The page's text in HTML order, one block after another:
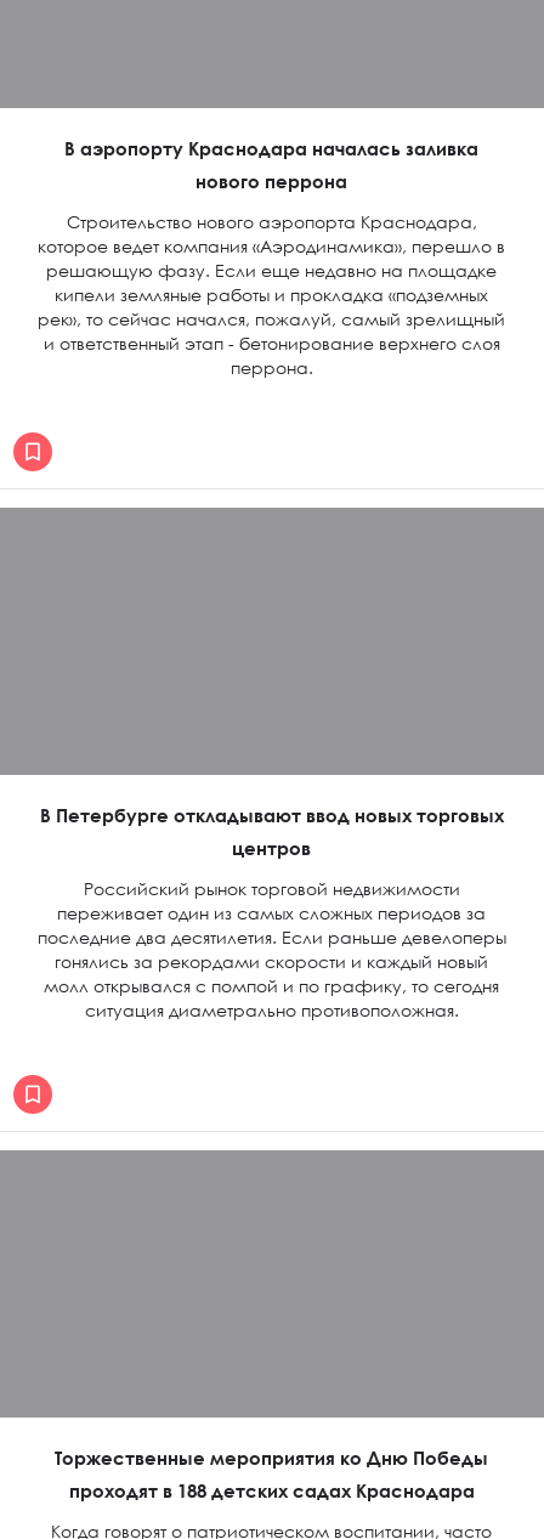
В аэропорту Краснодара началась заливка
нового перрона
Строительство нового аэропорта Краснодара,
которое ведет компания «Аэродинамика», перешло в
решающую фазу. Если еще недавно на площадке
кипели земляные работы и прокладка «подземных
рек», то сейчас начался, пожалуй, самый зрелищный
и ответственный этап - бетонирование верхнего слоя
перрона.
В Петербурге откладывают ввод новых торговых
центров
Российский рынок торговой недвижимости
переживает один из самых сложных периодов за
последние два десятилетия. Если раньше девелоперы
гонялись за рекордами скорости и каждый новый
молл открывался с помпой и по графику, то сегодня
ситуация диаметрально противоположная.
Торжественные мероприятия ко Дню Победы
проходят в 188 детских садах Краснодара
Когда говорят о патриотическом воспитании, часто